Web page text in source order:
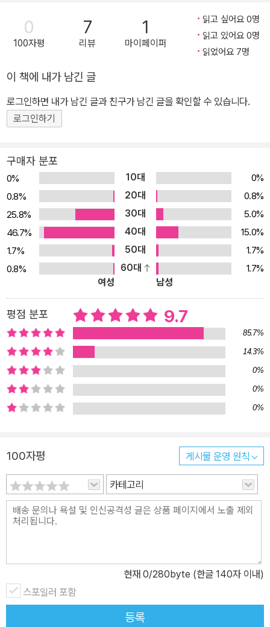
헨리의 말년은 악화된 건강, 금전상 압박과의 싸움, 알코올 중독 등으
로 얼룩졌다. 1907년에 한 재혼은 불행했다. 1910년 6월 5일, 과로
와 간경화, 당뇨병 등으로 뉴욕 종합병원에서 사망했다.
며, 오 헨리 이후 등장한 소설가나 단편문학 속에서 그의 자취를 찾는
것은 그리 어려운 일이 아니다. 그러나 이러한 작가적 명성을 이룩하
는 데 기여한 것이 그의 파란만장한 인생사라는 것을 아는 이는 드물
터 사이에는 문학작품을 제외하면 접점을 찾아보기 힘들기 때문이다.
세 살 때 어머니를 여읜 뒤 친척집에서 키워진 오 헨리는 미국 전역을
떠돌며 수많은 직업을 전전했다. 결혼 후 안정된 삶을 사는 듯했지만
은행 공금 횡령 혐의로 기소되어 교도소에 수감되었고, 딸의 양육비
이룬 후에도 실제 삶은 그리 행복하지 못했다. 하지만 이런 순탄치 않
은 삶은 그의 작품 세계에 밑거름이 되어 그를 세계적인 이야기꾼으
로 발돋움하게 해 주었다. ‘불행한 어린 시절만큼 작가가 되기 위한 가
장 좋은 훈련법도 없다.’고 한 어니스트 헤밍웨이의 말을 방증이라도
하듯, 오 헨리는 자신의 다양한 경험과 누구도 생각지 못한 일상의 평
범한 순간들을 소재로 수백 편에 달하는 단편소설을 써 내며 인간의
본성과 삶의 모순된 순간을 형상화했다. 특히 꿈과 좌절이 뒤섞여 들
끓는 화려한 대도시의 그늘에 가려진 소외된 사람들에게 관심을 갖고
소시민의 일상과 삶의 애환을 따뜻한 시선으로 작품 속에 펼쳐 보여
독자들의 애정과 지지를 받았다. 이번에 '네버엔딩스토리' 시리즈에서
출간된 『마지막 잎새』에는 오 헨리 문학의 정수라고 할 수 있는 10편
의 작품이 수록되어 있다. 세상만사가 모두 이야깃거리이며, 지위고
하를 막론하고 인간은 모두 가치 있는 존재라고 여겼던 그의 인도주
의적 가치관과 그만의 개성이라고 할 수 있는 문학적 기교가 도드라
진 작품들이다. 100여 년이 지났지만 삶의 보편성에 닿아 있기에 여
전히 유효한 이 이야기들이 독자들의 마음을 따뜻한 감동으로 채울
리의 순탄치 않았던 삶의 궤적은 그로 하여금 자신의 처지와 비슷한
사회적 약자나 낙오자들에게 관심을 갖게 만들었다. 이는 당시 미국
이 처한 상황과 맞물려 작품 속에 녹아듦으로써 그의 작품은 문학사
적인 의미와 아울러 사회사적인 의미까지 갖게 되었다. 급속한 산업
화가 불러온 경제적인 풍요로움의 뒤꼍에는 자본가에게 착취당하고
요하게 관찰한 오 헨리의 눈에 들어온 것은 거지, 부랑자, 범법자, 점
원 등 사회의 주변부에 머무르는 이들이었다. 그는 희망이라곤 찾아
볼 수 없는 절망 속에서도 빛을 발하는 인간의 선한 본성, 고귀함, 희
생정신을 이야기 속에 풀어내는 데 집중했다. 인간의 가치는 사회적
0
100자평
7
리뷰
1
마이페이퍼
읽고 싶어요 0명
읽고 있어요 0명
읽었어요 7명
이 책에 내가 남긴 글
로그인하면 내가 남긴 글과 친구가 남긴 글을 확인할 수 있습니다.
로그인하기
구매자 분포
0% 10대
0%
0.8%
20대
0.8%
25.8%
30대
5.0%
46.7%
40대
15.0%
1.7%
50대
1.7%
0.8%
60대
1.7%
여성
남성
평점 분포 9.7
85.7%
14.3%
0%
0%
0%
100자평 게시물 운영 원칙
카테고리
현재 0/280byte (한글 140자 이내)
스포일러 포함
등록